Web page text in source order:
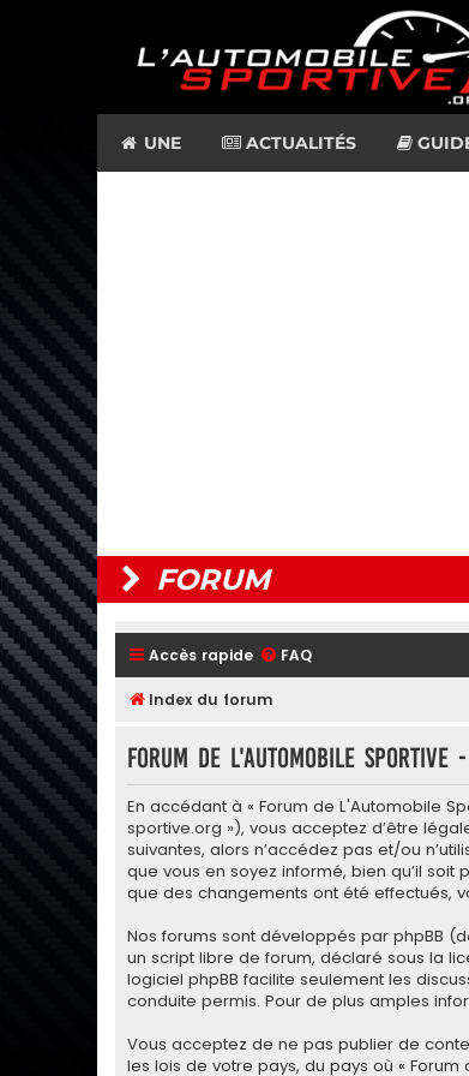
UNE ACTUALITÉS
FORUM
Accès rapide FAQ
Index du forum
Forum de L'Automobile Sportive
En accédant à « Forum de L'Automobile
sportive.org »), vous acceptez d’être
suivantes, alors n’accédez pas et/ou
que vous en soyez informé, bien qu’il
que des changements ont été effectués,
Nos forums sont développés par phpBB
un script libre de forum, déclaré sous la
logiciel phpBB facilite seulement les
conduite permis. Pour de plus amples
Vous acceptez de ne pas publier de
les lois de votre pays, du pays où «